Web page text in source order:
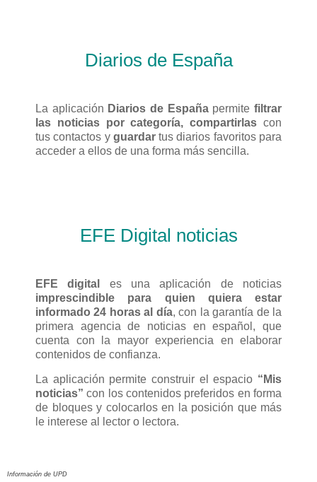
Diarios de España
La aplicación Diarios de Españapermitefiltrar
las noticias por categoría, compartirlas con
tus contactos y guardartus diarios favoritos para
acceder a ellos de una forma más sencilla.
EFE Digital noticias
EFE digital
es una aplicación de noticias
imprescindible para quien quiera estar
informado 24 horas al día, con la garantía de la
primera agencia de noticias en español, que
cuenta con la mayor experiencia en elaborar
contenidos de confianza.
La aplicación permite construir el espacio “Mis
noticias” con los contenidos preferidos en forma
de bloques y colocarlos en la posición que más
le interese al lector o lectora.
Información de UPD